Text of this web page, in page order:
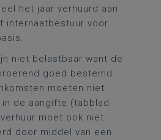
het jaar verhuurd aan
internaatbestuur voor
niet belastbaar want de
goed bestemd
moeten niet
de aangifte (tabblad
moet ook niet
door middel van een